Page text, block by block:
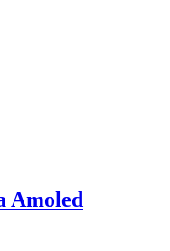
Amoled